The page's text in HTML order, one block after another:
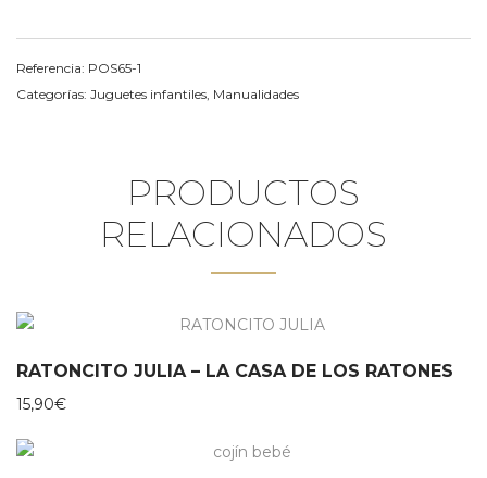
Referencia: POS65-1
Categorías: Juguetes infantiles Manualidades
PRODUCTOS
RELACIONADOS
RATONCITO JULIA – LA CASA DE LOS RATONES
15,90€